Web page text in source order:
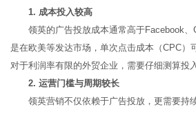
1. 成本投入较高
领英的广告投放成本通常高于Facebook
是在欧美等发达市场，单次点击成本（CPC）
对于利润率有限的外贸企业，需要仔细测算投
2. 运营门槛与周期较长
领英营销不仅依赖于广告投放，更需要持